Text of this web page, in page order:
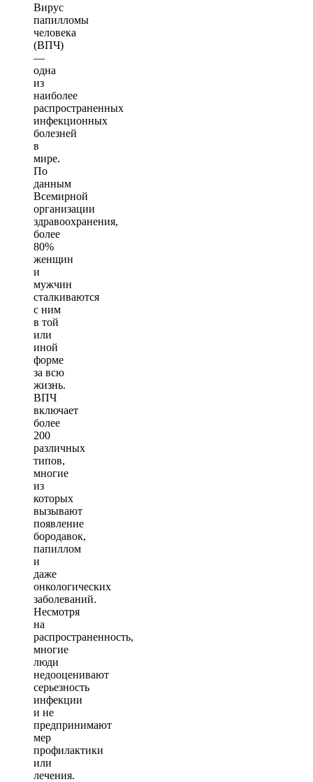
Вирус
папилломы
человека
(ВПЧ)
—
одна
из
наиболее
распространенных
инфекционных
болезней
в
мире.
По
данным
Всемирной
организации
здравоохранения,
более
80%
женщин
и
мужчин
сталкиваются
с ним
в той
или
иной
форме
за всю
жизнь.
ВПЧ
включает
более
200
различных
типов,
многие
из
которых
вызывают
появление
бородавок,
папиллом
и
даже
онкологических
заболеваний.
Несмотря
на
распространенность,
многие
люди
недооценивают
серьезность
инфекции
и не
предпринимают
мер
профилактики
или
лечения.